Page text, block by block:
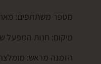
מספר משתתפים: מאחד ועד 50
מיקום: חנות המפעל
הזמנה מראש: